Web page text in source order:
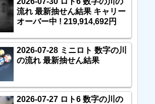
流れ 最新抽せん結果 キャリー
オーバー中 ! 219,914,692円
2026-07-28 ミニロト 数字の川
の流れ 最新抽せん結果
2026-07-27 ロト6 数字の川の